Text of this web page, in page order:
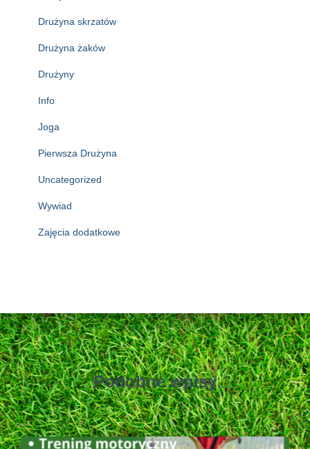
Drużyna skrzatów
Drużyna żaków
Drużyny
Info
Joga
Pierwsza Drużyna
Uncategorized
Wywiad
Zajęcia dodatkowe
Podobne wpisy